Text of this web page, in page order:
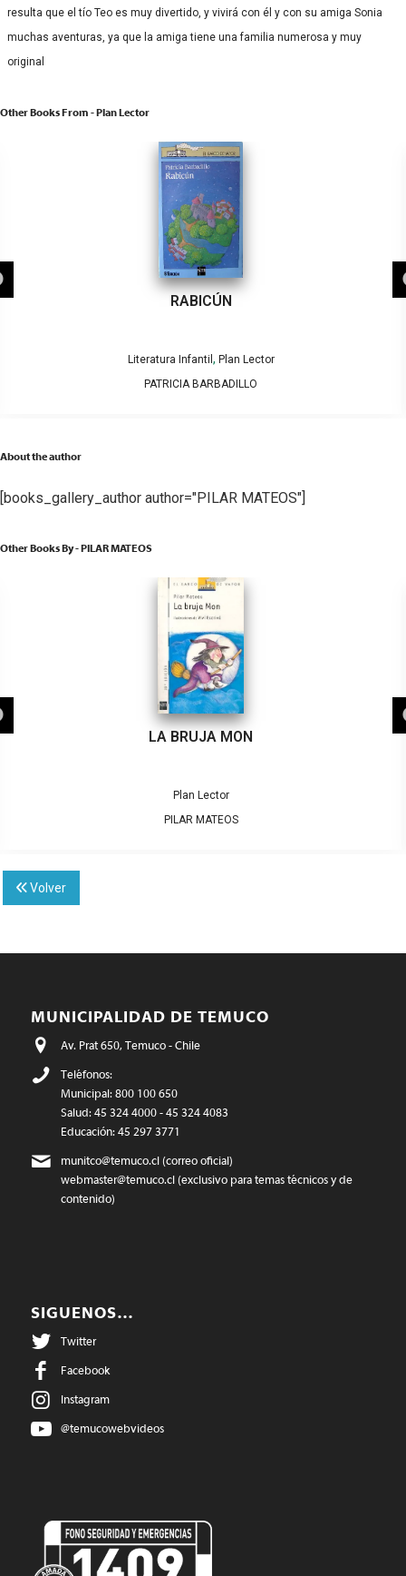
resulta que el tío Teo es muy divertido, y vivirá con él y con su amiga Sonia
muchas aventuras, ya que la amiga tiene una familia numerosa y muy
original
Other Books From - Plan Lector
RABICÚN
Literatura Infantil , Plan Lector
PATRICIA BARBADILLO
About the author
[books_gallery_author author="PILAR MATEOS"]
Other Books By - PILAR MATEOS
LA BRUJA MON
Plan Lector
PILAR MATEOS
Volver
MUNICIPALIDAD DE TEMUCO
Av. Prat 650, Temuco - Chile
Teléfonos:
Municipal: 800 100 650
Salud: 45 324 4000 - 45 324 4083
Educación: 45 297 3771
munitco@temuco.cl(correo oficial)
webmaster@temuco.cl(exclusivo para temas técnicos y de
contenido)
SIGUENOS…
Twitter
Facebook
Instagram
@temucowebvideos